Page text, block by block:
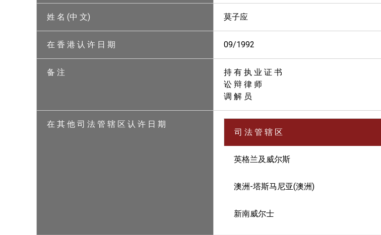
姓 名 (中 文) 莫子应
在 香 港 认 许 日 期 09/1992
备 注
持 有 执 业 证 书
讼 辩 律 师
调 解 员
在 其 他 司 法 管 辖 区 认 许 日 期
司 法 管 辖 区
英格兰及威尔斯
澳洲-塔斯马尼亚(澳洲)
新南威尔士